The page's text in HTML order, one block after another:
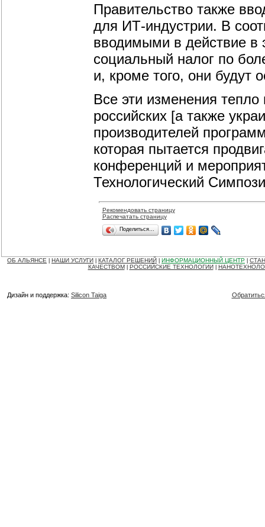
Правительство также
для ИТ-индустрии. В
вводимыми в действие в
социальный налог по
и, кроме того, они будут
Все эти изменения
российских [а также
производителей
которая пытается
конференций и
Технологический
Рекомендовать страницу
Распечатать страницу
Поделиться…
ОБ АЛЬЯНСЕ НАШИ УСЛУГИ КАТАЛОГ РЕШЕНИЙ ИНФОРМАЦИОННЫЙ ЦЕНТР
КАЧЕСТВОМ
РОССИЙСКИЕ ТЕХНОЛОГИИ
Дизайн и поддержка: Silicon Taiga